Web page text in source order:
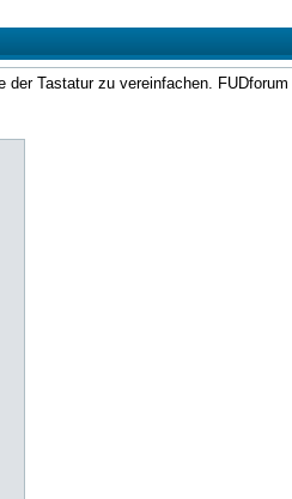
Tastatur zu vereinfachen.